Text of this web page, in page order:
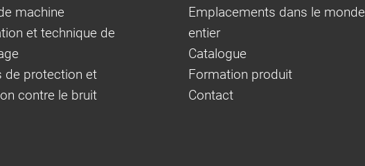
machine
et technique de
de protection et
contre le bruit
Emplacements dans le monde
entier
Catalogue
Formation produit
Contact